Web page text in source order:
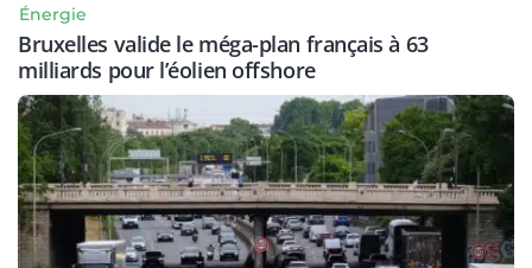
Énergie
Bruxelles valide le méga-plan français à 63
milliards pour l’éolien offshore